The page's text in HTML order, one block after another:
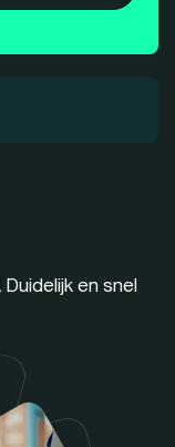
en snel